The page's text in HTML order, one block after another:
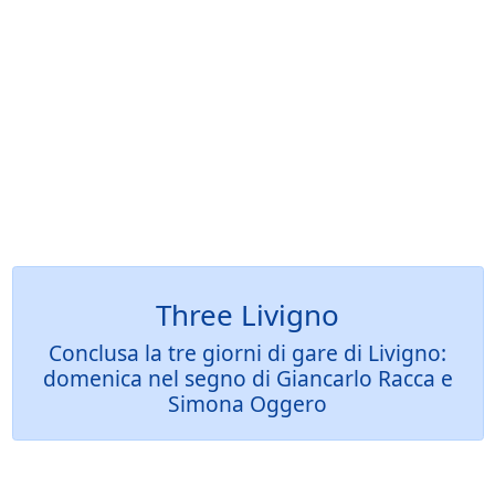
Three Livigno
Conclusa la tre giorni di gare di Livigno:
domenica nel segno di Giancarlo Racca e
Simona Oggero